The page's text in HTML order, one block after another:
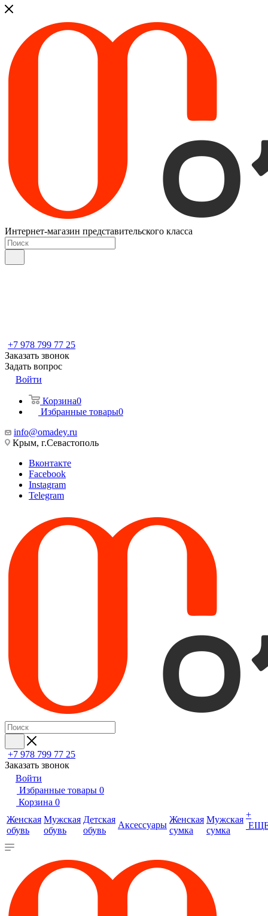
Интернет-магазин представительского класса
+7 978 799 77 25
Заказать звонок
Задать вопрос
Войти
Корзина0
Избранные товары0
info@omadey.ru
Крым, г.Севастополь
Вконтакте
Facebook
Instagram
Telegram
+7 978 799 77 25
Заказать звонок
Войти
Избранные товары 0
Корзина 0
Женская
обувь
Мужская
обувь
Детская
обувь
Аксессуары
Женская
сумка
Мужская
сумка
+